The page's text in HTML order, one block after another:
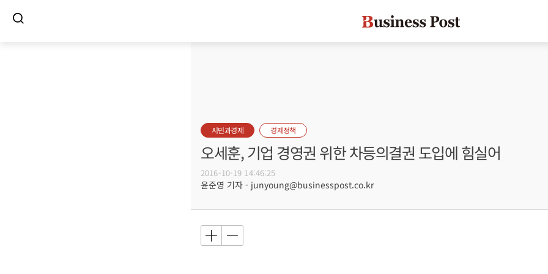
시민과경제 경제정책
오세훈, 기업 경영권 위한 차등의결권 도입에 힘실어
2016-10-19 14:46:25
윤준영 기자 - junyoung@businesspost.co.kr